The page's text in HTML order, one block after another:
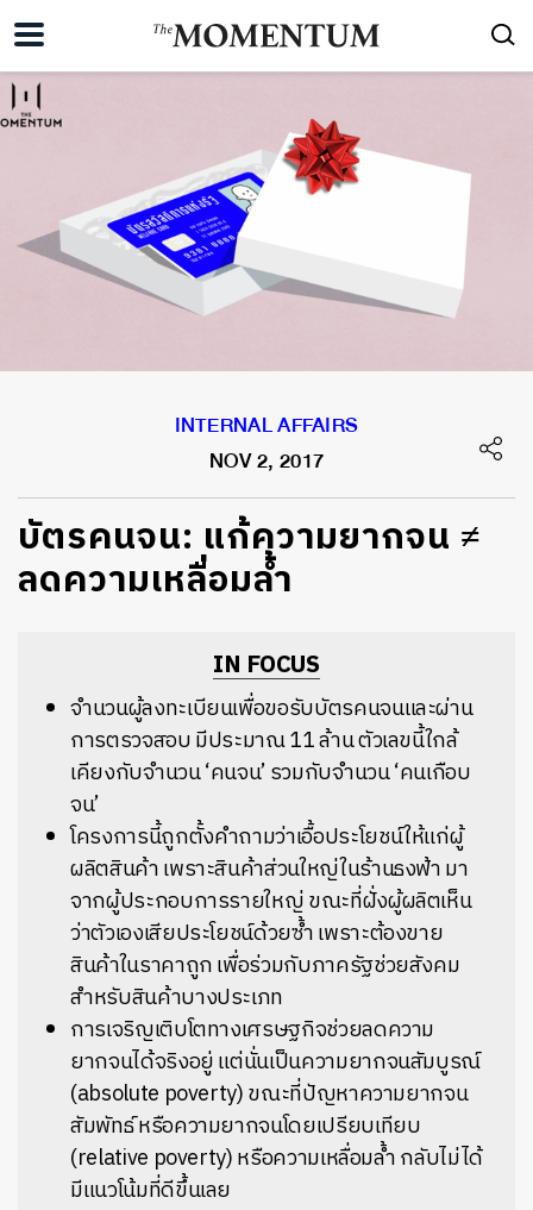
INTERNAL AFFAIRS
NOV 2, 2017
บัตรคนจน: แก้ความยากจน ≠
ลดความเหลื่อมล้ำ
IN FOCUS
จำนวนผู้ลงทะเบียนเพื่อขอรับบัตรคนจนและผ่าน
การตรวจสอบ มีประมาณ 11 ล้าน ตัวเลขนี้ใกล้
เคียงกับจำนวน ‘คนจน’ รวมกับจำนวน ‘คนเกือบ
จน’
โครงการนี้ถูกตั้งคำถามว่าเอื้อประโยชน์ให้แก่ผู้
ผลิตสินค้า เพราะสินค้าส่วนใหญ่ในร้านธงฟ้า มา
จากผู้ประกอบการรายใหญ่ ขณะที่ฝั่งผู้ผลิตเห็น
ว่าตัวเองเสียประโยชน์ด้วยซ้ำ เพราะต้องขาย
สินค้าในราคาถูก เพื่อร่วมกับภาครัฐช่วยสังคม
สำหรับสินค้าบางประเภท
การเจริญเติบโตทางเศรษฐกิจช่วยลดความ
ยากจนได้จริงอยู่ แต่นั่นเป็นความยากจนสัมบูรณ์
(absolute poverty) ขณะที่ปัญหาความยากจน
สัมพัทธ์ หรือความยากจนโดยเปรียบเทียบ
(relative poverty) หรือความเหลื่อมล้ำ กลับไม่ได้
มีแนวโน้มที่ดีขึ้นเลย